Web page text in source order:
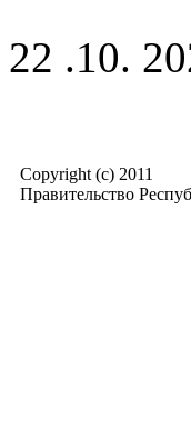
22 .10.
Copyright (c) 2011
Правительство